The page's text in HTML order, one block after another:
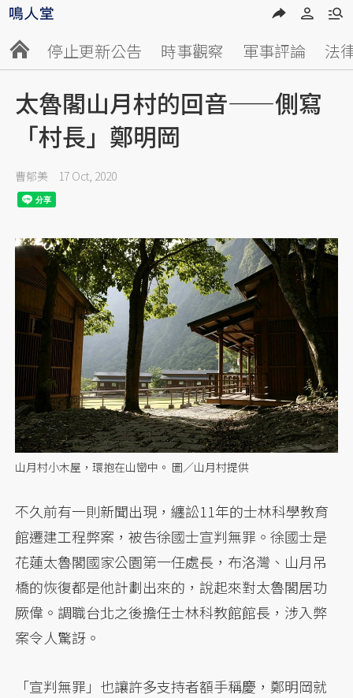
停止更新公告 時事觀察 軍事評論 法
太魯閣山月村的回音——側寫
「村長」鄭明岡
曹郁美 17 Oct, 2020
山月村小木屋，環抱在山巒中。 圖／山月村提供
不久前有一則新聞出現，纏訟11年的士林科學教育
館遷建工程弊案，被告徐國士宣判無罪。徐國士是
花蓮太魯閣國家公園第一任處長，布洛灣、山月吊
橋的恢復都是他計劃出來的，說起來對太魯閣居功
厥偉。調職台北之後擔任士林科教館館長，涉入弊
案令人驚訝。
「宣判無罪」也讓許多支持者額手稱慶，鄭明岡就